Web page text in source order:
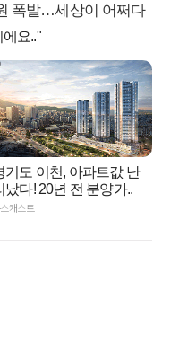
폭발…세상이 어쩌다
요.."
기도 이천, 아파트값 난
났다! 20년 전 분양가..
캐스트